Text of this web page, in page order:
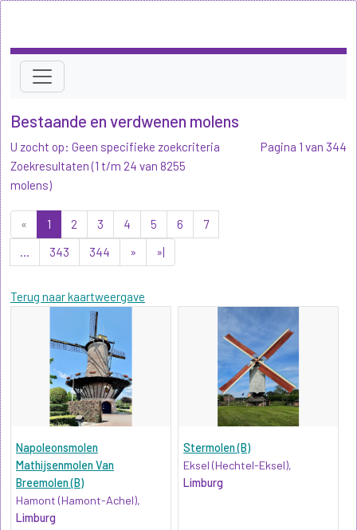
Bestaande en verdwenen molens
U zocht op: Geen specifieke zoekcriteria
Zoekresultaten (1 t/m 24 van 8255
molens)
« 1 2 3 4 5 6
7
...
343 344 » »|
Terug naar kaartweergave
Pagina 1 van 344
Napoleonsmolen
Mathijsenmolen Van
Breemolen (B)
Hamont (Hamont-Achel),
Limburg
Stermolen (B)
Eksel (Hechtel-Eksel),
Limburg